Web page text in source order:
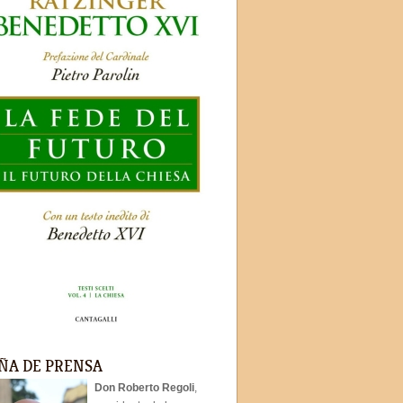
DE PRENSA
Don Roberto Regoli,